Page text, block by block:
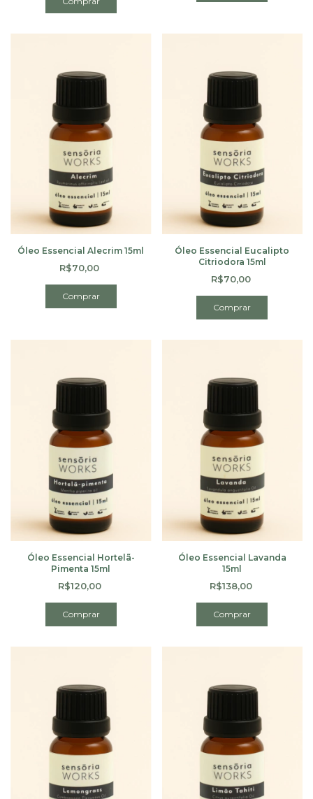
Óleo Essencial Alecrim 15ml
R$70,00
Óleo Essencial Eucalipto
Citriodora 15ml
R$70,00
Óleo Essencial Hortelã-
Pimenta 15ml
R$120,00
Óleo Essencial Lavanda
15ml
R$138,00